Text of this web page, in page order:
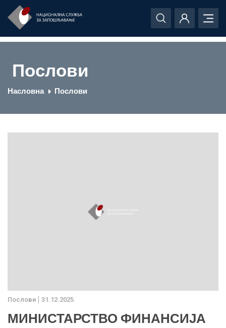
Послови
Насловна Послови
Послови 31.12.2025.
МИНИСТАРСТВО ФИНАНСИЈА